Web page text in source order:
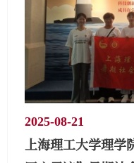
2025-08-21
上海理工大学理